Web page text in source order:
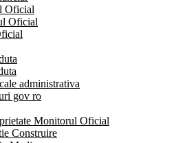
Oficial
Oficial
administrativa
gov ro
Monitorul Oficial
Construire